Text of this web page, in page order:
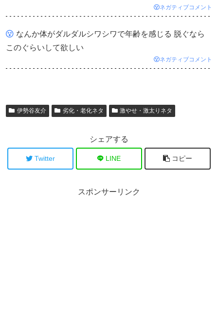
ネガティブコメント
なんか体がダルダルシワシワで年齢を感じる 脱ぐなら
このぐらいして欲しい
ネガティブコメント
伊勢谷友介 劣化・老化ネタ 激やせ・激太りネタ
シェアする
Twitter LINE コピー
スポンサーリンク